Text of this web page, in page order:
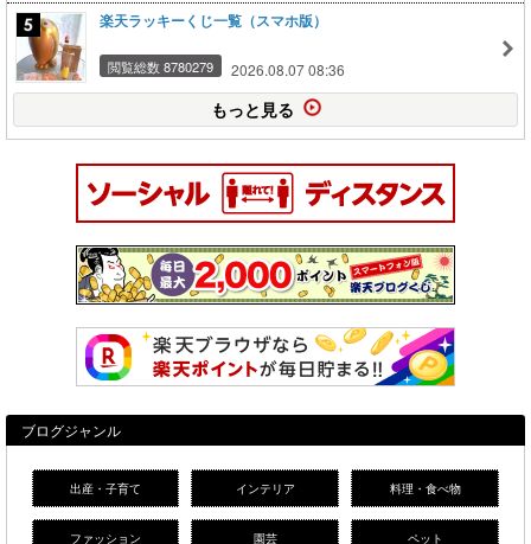
楽天ラッキーくじ一覧（スマホ版）
閲覧総数 8780279 2026.08.07 08:36
もっと見る
ブログジャンル
出産・子育て インテリア 料理・食べ物
ファッション 園芸 ペット